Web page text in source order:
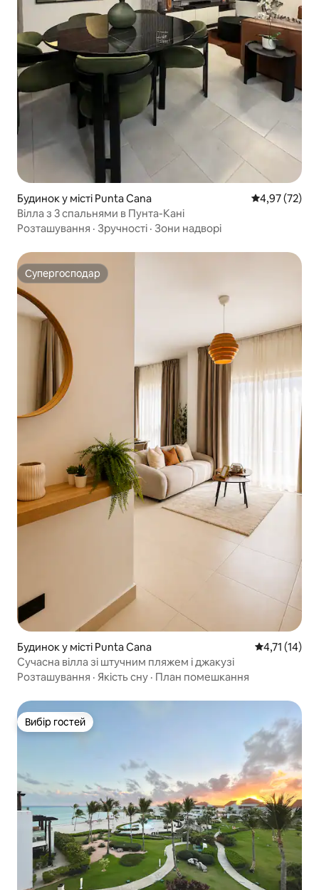
Будинок у місті Punta Cana Середня
4,97 (72)
Вілла з 3 спальнями в Пунта-Кані
Розташування · Зручності · Зони надворі
Супергосподар
Супергосподар
Будинок у місті Punta Cana Середня
4,71 (14)
Сучасна вілла зі штучним пляжем і джакузі
Розташування · Якість сну · План помешкання
Вибір гостей
Вибір гостей